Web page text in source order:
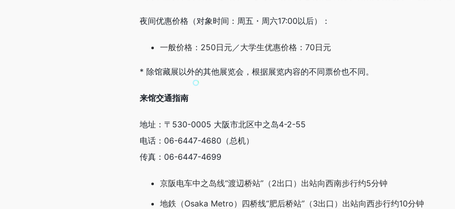
夜间优惠价格（对象时间：周五・周六17:00以后）：
一般价格：250日元／大学生优惠价格：70日元
* 除馆藏展以外的其他展览会，根据展览内容的不同票价也不同。
来馆交通指南
地址：〒530-0005 大阪市北区中之岛4-2-55
电话：06-6447-4680（总机）
传真：06-6447-4699
京阪电车中之岛线“渡辺桥站”（2出口）出站向西南步行约5分钟
地鉄（Osaka Metro）四桥线“肥后桥站”（3出口）出站向西步行约10分钟